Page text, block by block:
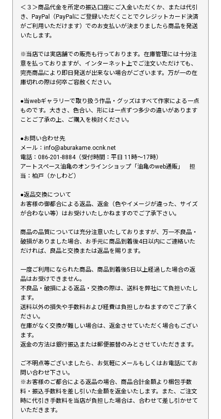
＜３＞商品代金を所定の振込口座にご入金いただくか、または代引
き、PayPal（PayPalにご登録いただくことでクレジットカード決済
がご利用いただけます）でのお支払いが決まりましたら商品を発送
いたします。
※当店では実店舗での販売も行っております。在庫管理には十分注
意を払っておりますが、インターネット上でご注文いただけても、
完売商品により即日発送が出来ない場合がございます。万が一の在
庫切れの際は何卒ご容赦ください。
●当webギャラリーで取り扱う作品・グッズはすべて作家による一点
ものです。大きさ、色合い、形には一点ずつ多少の違いがあります
ことご了承の上、ご購入を検討ください。
●お問い合わせ先
メール：info@aburakame.ocnk.net
電話：086-201-8884（受付時間：平日 11時〜17時）
アートスペース油亀のオンラインショップ「油亀のweb通販」 担
当：柏戸（かしわど）
●返品交換について
お客様の御都合による返品、返金（色やイメージが違った、サイズ
が合わない等）はお受けいたしかねますのでご了承下さい。
商品の品質については充分注意いたしておりますが、万一不良品・
破損がありました場合、お手元に商品到着後4日以内にご連絡いた
だければ、良品と交換または返品を賜ります。
一度ご利用になられた商品、商品到着後5日以上経過した場合の返
品はお受けできません。
不良品・破損による返品・交換の際は、送料を弊社にて負担いたし
ます。
送料以外の損失や手数料および経費は負担しかねますのでご了承く
ださい。
在庫がなく交換が難しい場合は、返金させていただく場合もござい
ます。
返金の方法は銀行振込または郵便振替のみとさせていただきます。
ご不明点等ございましたら、お気軽にメールもしくはお電話にてお
問い合わせ下さい。
※お客様のご都合による返品の場合、商品合計金額より梱包手数
料・振込手数料を差し引いた金額を返金いたします。また、ご注文
時に代引き手数料を当店が負担した場合は、合わせて差し引かせて
いただきます。